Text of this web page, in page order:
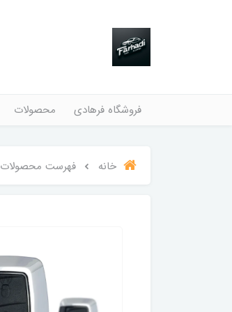
فروشگاه فرهادی محصولات
خانه فهرست محصولات